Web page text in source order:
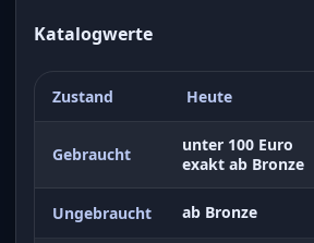
Katalogwerte
Zustand Heute
Gebraucht
unter 100 Euro
exakt ab Bronze
Ungebraucht ab Bronze